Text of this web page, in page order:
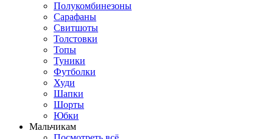
Полукомбинезоны
Сарафаны
Свитшоты
Толстовки
Топы
Туники
Футболки
Худи
Шапки
Шорты
Юбки
Мальчикам